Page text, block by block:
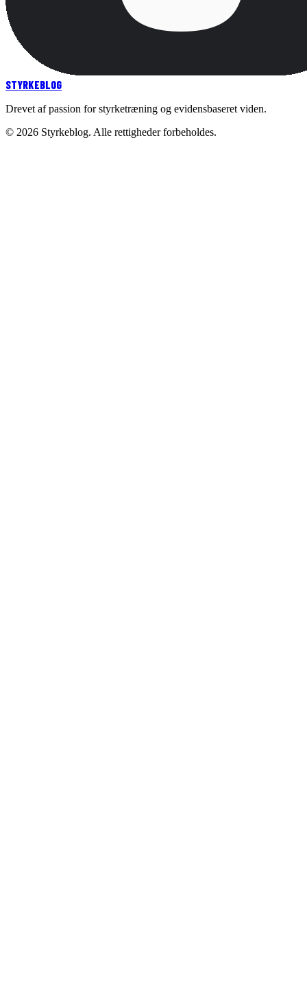
STYRKEBLOG
Drevet af passion for styrketræning og evidensbaseret viden.
© 2026 Styrkeblog. Alle rettigheder forbeholdes.